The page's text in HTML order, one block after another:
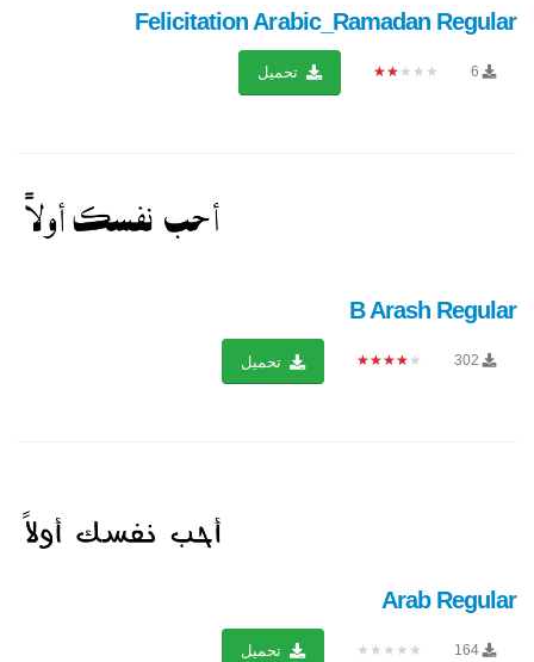
Felicitation Arabic_Ramadan Regular
6
★★★★★ تحميل
B Arash Regular
302
★★★★★ تحميل
Arab Regular
164
★★★★★ تحميل